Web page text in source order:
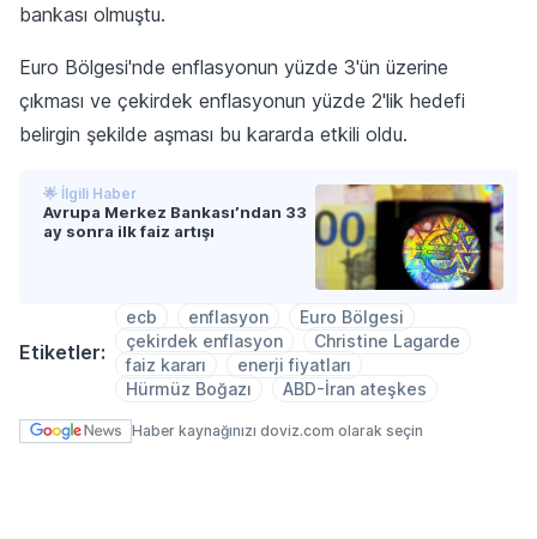
bankası olmuştu.
Euro Bölgesi'nde enflasyonun yüzde 3'ün üzerine
çıkması ve çekirdek enflasyonun yüzde 2'lik hedefi
belirgin şekilde aşması bu kararda etkili oldu.
🌟 İlgili Haber
Avrupa Merkez Bankası’ndan 33
ay sonra ilk faiz artışı
Etiketler:
ecb enflasyon
Euro Bölgesi
çekirdek enflasyon
Christine Lagarde
faiz kararı
enerji fiyatları
Hürmüz Boğazı
ABD-İran ateşkes
Haber kaynağınızı doviz.com olarak seçin